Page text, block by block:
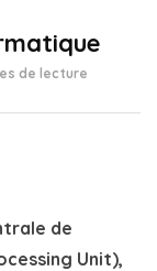
de lecture
de
Unit),